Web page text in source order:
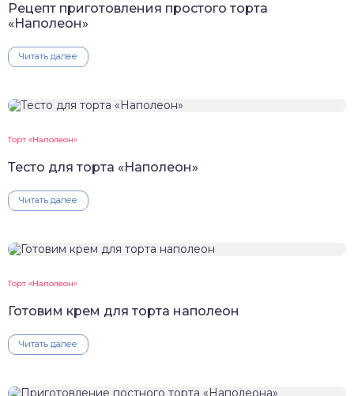
Рецепт приготовления простого торта
«Наполеон»
Читать далее
Торт «Наполеон»
Тесто для торта «Наполеон»
Читать далее
Торт «Наполеон»
Готовим крем для торта наполеон
Читать далее